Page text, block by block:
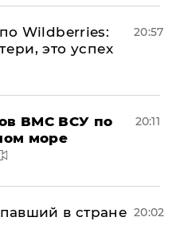
Wildberries:
это успех
20:57
ВМС ВСУ по
море
20:11
в стране 20:02